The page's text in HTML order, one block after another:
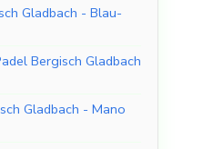
Gladbach - Blau-
Bergisch Gladbach
Gladbach - Mano